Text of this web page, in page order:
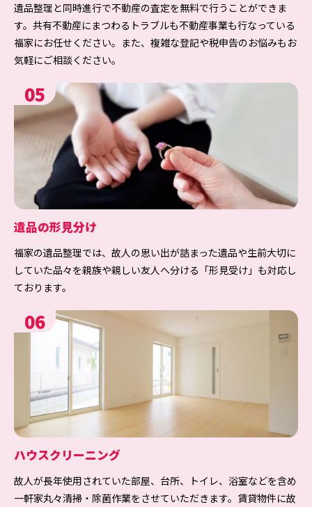
遺品整理と同時進行で不動産の査定を無料で行うことができま
す。共有不動産にまつわるトラブルも不動産事業も行なっている
福家にお任せください。また、複雑な登記や税申告のお悩みもお
気軽にご相談ください。
05
遺品の形見分け
福家の遺品整理では、故人の思い出が詰まった遺品や生前大切に
していた品々を親族や親しい友人へ分ける「形見受け」も対応し
ております。
06
ハウスクリーニング
故人が長年使用されていた部屋、台所、トイレ、浴室などを含め
一軒家丸々清掃・除菌作業をさせていただきます。賃貸物件に故